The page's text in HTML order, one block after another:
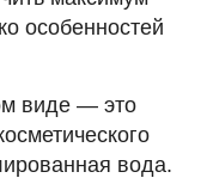
особенностей
виде — это
вода.